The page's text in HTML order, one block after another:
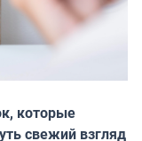
которые
свежий взгляд